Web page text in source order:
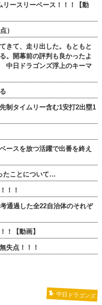
ースリーベース！！！【動
）
きて、走り出した。もともと
。開幕前の評判も良かったよ
中日ドラゴンズ浮上のキーマ
制タイムリー含む1安打2出塁1
ースを放つ活躍で出番を終え
たことについて…
！！
通過した全22自治体のそれぞ
！【動画】
失点！！！
中日ドラゴンズ